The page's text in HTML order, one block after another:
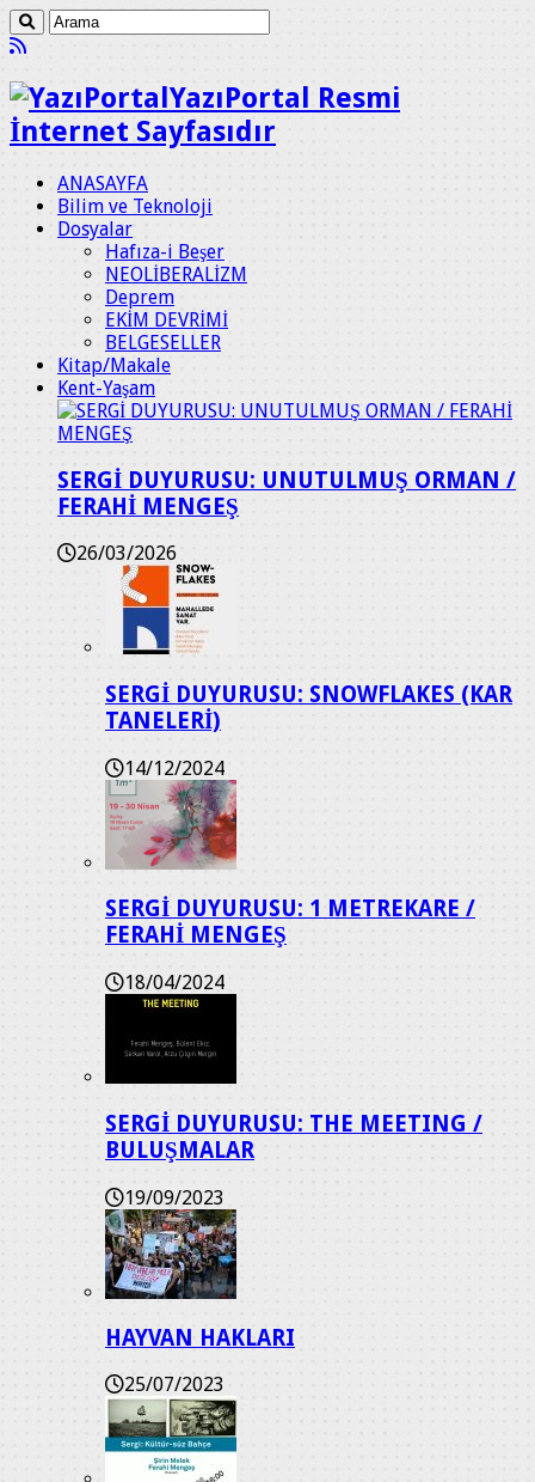
YazıPortal Resmi
İnternet Sayfasıdır
ANASAYFA
Bilim ve Teknoloji
Dosyalar
Hafıza-i Beşer
NEOLİBERALİZM
Deprem
EKİM DEVRİMİ
BELGESELLER
Kitap/Makale
Kent-Yaşam
SERGİ DUYURUSU: UNUTULMUŞ ORMAN /
FERAHİ MENGEŞ
26/03/2026
SERGİ DUYURUSU: SNOWFLAKES (KAR
TANELERİ)
14/12/2024
SERGİ DUYURUSU: 1 METREKARE /
FERAHİ MENGEŞ
18/04/2024
SERGİ DUYURUSU: THE MEETING /
BULUŞMALAR
19/09/2023
HAYVAN HAKLARI
25/07/2023